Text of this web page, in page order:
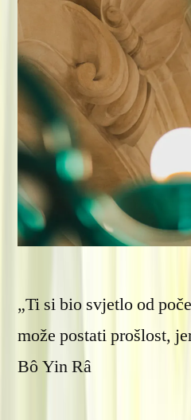
„Ti si bio svjetlo od
može postati prošlost,
Bô Yin Râ